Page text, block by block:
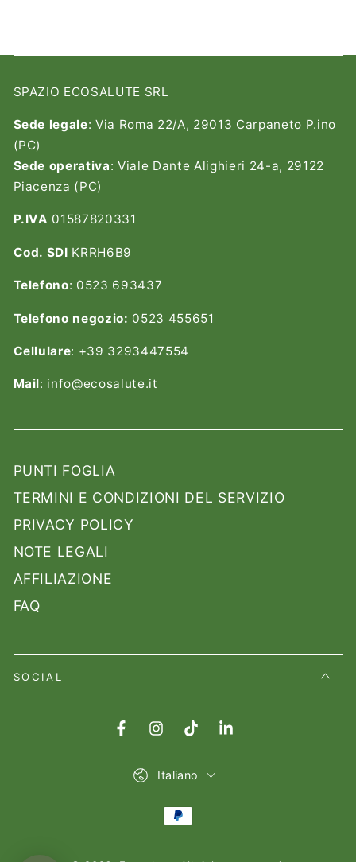
SPAZIO ECOSALUTE SRL
Sede legale: Via Roma 22/A, 29013 Carpaneto P.ino
(PC)
Sede operativa: Viale Dante Alighieri 24-a, 29122
Piacenza (PC)
P.IVA 01587820331
Cod. SDI KRRH6B9
Telefono: 0523 693437
Telefono negozio: 0523 455651
Cellulare: +39 3293447554
Mail: info@ecosalute.it
PUNTI FOGLIA
TERMINI E CONDIZIONI DEL SERVIZIO
PRIVACY POLICY
NOTE LEGALI
AFFILIAZIONE
FAQ
SOCIAL
FacebookInstagramTikTokLinkedIn
Italiano